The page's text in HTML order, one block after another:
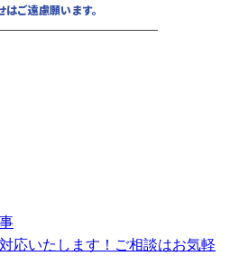
ご遠慮願います。
応いたします！ご相談はお気軽